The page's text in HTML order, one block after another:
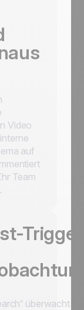
Video
auf
Team
Trigger
überwacht